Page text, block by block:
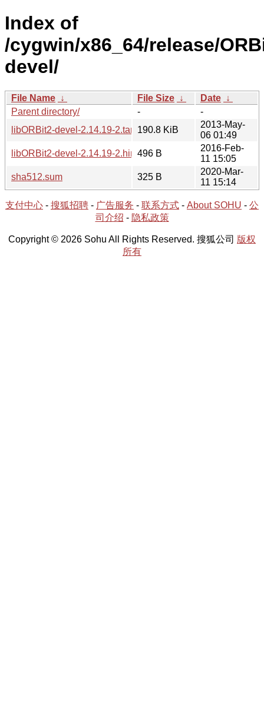
Index of
/cygwin/x86_64/release/
devel/
File Name ↓ File Size ↓ Date ↓
Parent directory/
-
-
libORBit2-devel-2.14.19-2.tar.bz2190.8 KiB
2013-May-
06 01:49
libORBit2-devel-2.14.19-2.hint496 B
2016-Feb-
11 15:05
sha512.sum
325 B
2020-Mar-
11 15:14
支付中心 - 搜狐招聘 - 广告服务 - 联系方式 - About SOHU - 公
司介绍 - 隐私政策
Copyright © 2026 Sohu All Rights Reserved. 搜狐公司 版权
所有